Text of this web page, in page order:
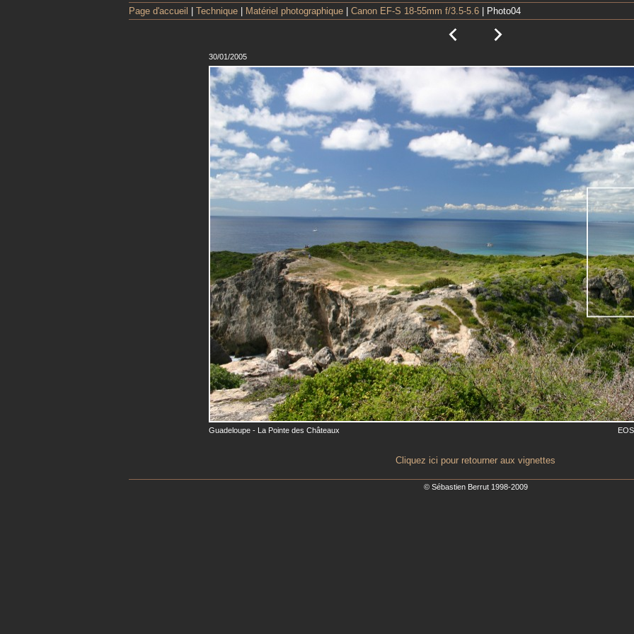
Page d'accueil Technique Matériel photographique Canon EF-S 18-55mm f/3.5-5.6 | Photo04
30/01/2005
Guadeloupe - La Pointe des Châteaux
Cliquez ici pour retourner aux vignettes
© Sébastien Berrut 1998-2009